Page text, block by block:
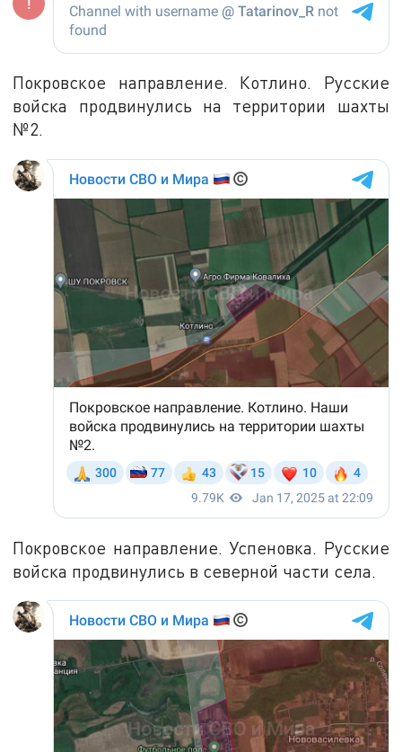
Покровское направление. Котлино. Русские
войска продвинулись на территории шахты
№2.
Покровское направление. Успеновка. Русские
войска продвинулись в северной части села.